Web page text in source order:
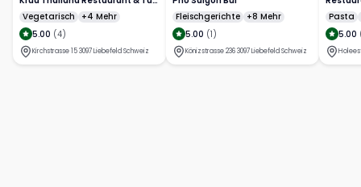
Vegetarisch
+4 Mehr
5.00 (4)
Kirchstrasse 15 3097 Liebefeld Schweiz
Fleischgerichte +8 Mehr
5.00 (1)
Könizstrasse 236 3097 Liebefeld Schweiz
Pasta
5.00